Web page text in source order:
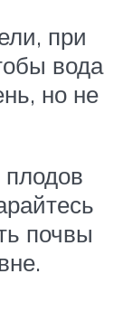
при
вода
но не
почвы